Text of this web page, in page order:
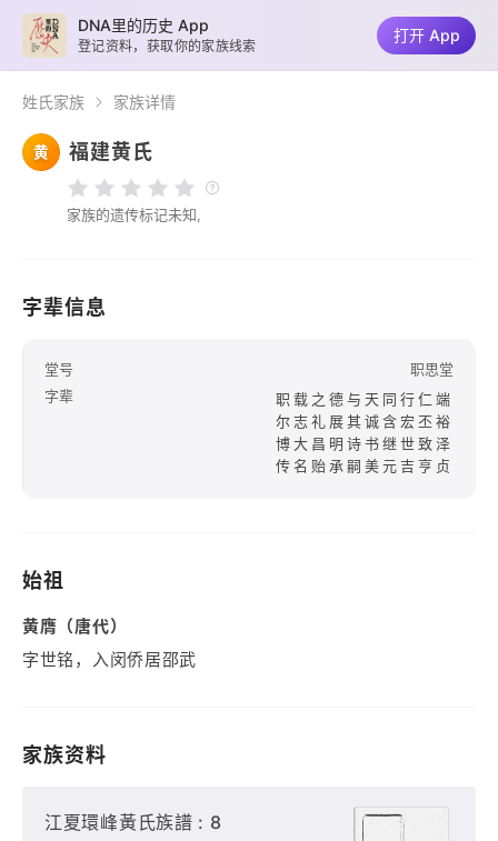
姓氏家族 家族详情
黄 福建黄氏
家族的遗传标记未知,
字辈信息
堂号
职思堂
字辈
职载之德与天同行仁端
尔志礼展其诚含宏丕裕
博大昌明诗书继世致泽
传名贻承嗣美元吉亨贞
始祖
黄膺（唐代）
字世铭，入闵侨居邵武
家族资料
江夏環峰黃氏族譜 : 8
DNA里的历史 App
登记资料，获取你的家族线索
打开 App